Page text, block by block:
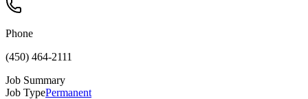
Phone
(450) 464-2111
Job Summary
Job TypePermanent